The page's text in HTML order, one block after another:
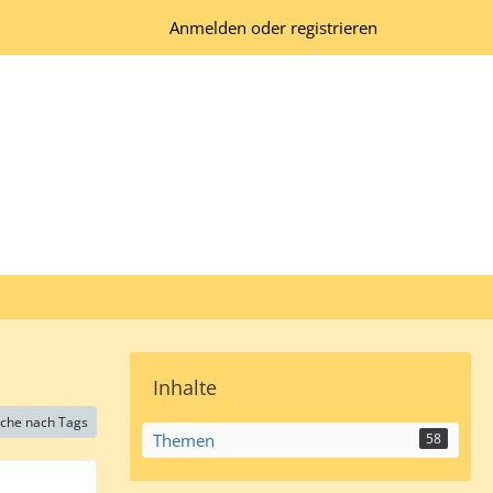
Anmelden oder registrieren
nach Tags
Inhalte
Themen 58